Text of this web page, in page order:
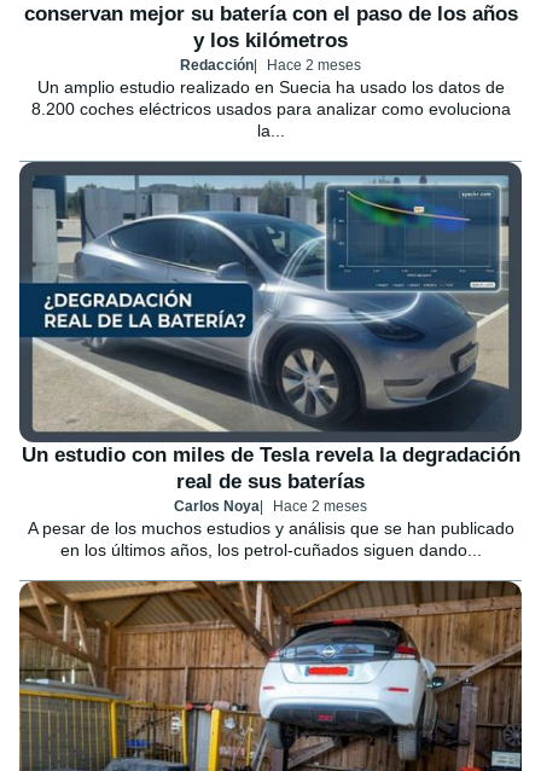
conservan mejor su batería con el paso de los años
y los kilómetros
Redacción Hace 2 meses
Un amplio estudio realizado en Suecia ha usado los datos de
8.200 coches eléctricos usados para analizar como evoluciona
la...
Un estudio con miles de Tesla revela la degradación
real de sus baterías
Carlos Noya Hace 2 meses
A pesar de los muchos estudios y análisis que se han publicado
en los últimos años, los petrol-cuñados siguen dando...